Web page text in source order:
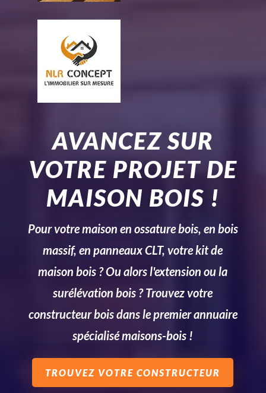
AVANCEZ SUR
VOTRE PROJET DE
MAISON BOIS !
Pour votre maison en ossature bois, en bois
massif, en panneaux CLT, votre kit de
maison bois ? Ou alors l'extension ou la
surélévation bois ? Trouvez votre
constructeur bois dans le premier annuaire
spécialisé maisons-bois !
TROUVEZ VOTRE CONSTRUCTEUR